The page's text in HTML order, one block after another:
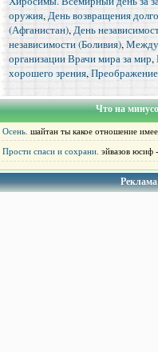
оружия,День возвращения
(Афганистан),День
независимости (Боливия),
организации Врачи мира за мир,
хорошего зрения,
Что на
Осень. шайтан ты какое отношение
Прости спаси и сохрани. эйвазов юсиф
Реклама